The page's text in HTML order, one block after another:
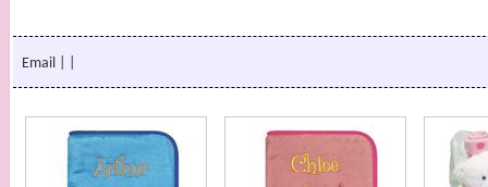
Email